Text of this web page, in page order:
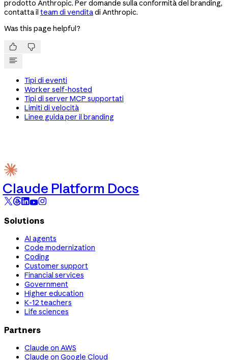
prodotto Anthropic. Per domande sulla conformità del branding,
contatta il team di venditadi Anthropic.
Was this page helpful?
 
Tipi di eventi
Worker self-hosted
Tipi di server MCP supportati
Limiti di velocità
Linee guida per il branding
Claude Platform Docs
Solutions
AI agents
Code modernization
Coding
Customer support
Financial services
Government
Higher education
K-12 teachers
Life sciences
Partners
Claude on AWS
Claude on Google Cloud